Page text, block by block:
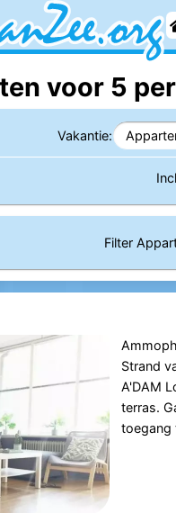
voor 5
Vakantie:
Filter
Strand
A'DAM
terras.
toegang